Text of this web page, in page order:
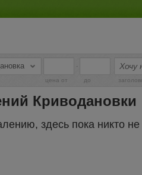
-
цена от до
Криводановки
здесь пока никто